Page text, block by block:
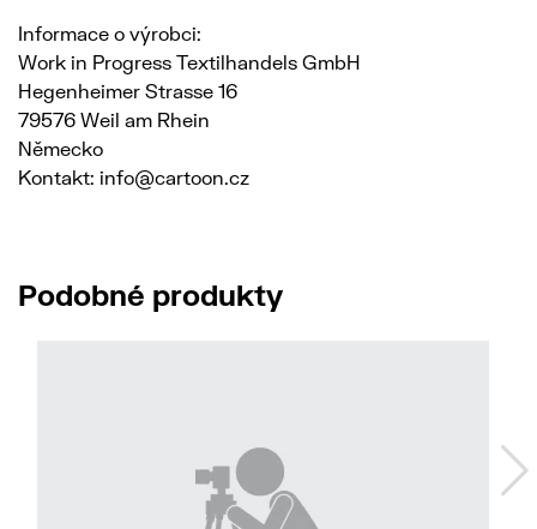
Informace o výrobci:
Work in Progress Textilhandels GmbH
Hegenheimer Strasse 16
79576 Weil am Rhein
Německo
Kontakt: info@cartoon.cz
Podobné produkty